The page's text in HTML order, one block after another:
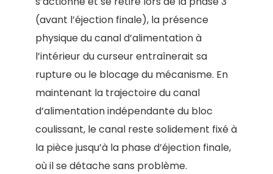
(avant l’éjection finale), la présence
physique du canal d’alimentation à
l’intérieur du curseur entraînerait sa
rupture ou le blocage du mécanisme. En
maintenant la trajectoire du canal
d’alimentation indépendante du bloc
coulissant, le canal reste solidement fixé à
la pièce jusqu’à la phase d’éjection finale,
où il se détache sans problème.